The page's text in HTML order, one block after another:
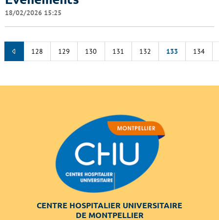
18/02/2026 15:25
128 129 130 131 132 133 134
CENTRE HOSPITALIER UNIVERSITAIRE
DE MONTPELLIER